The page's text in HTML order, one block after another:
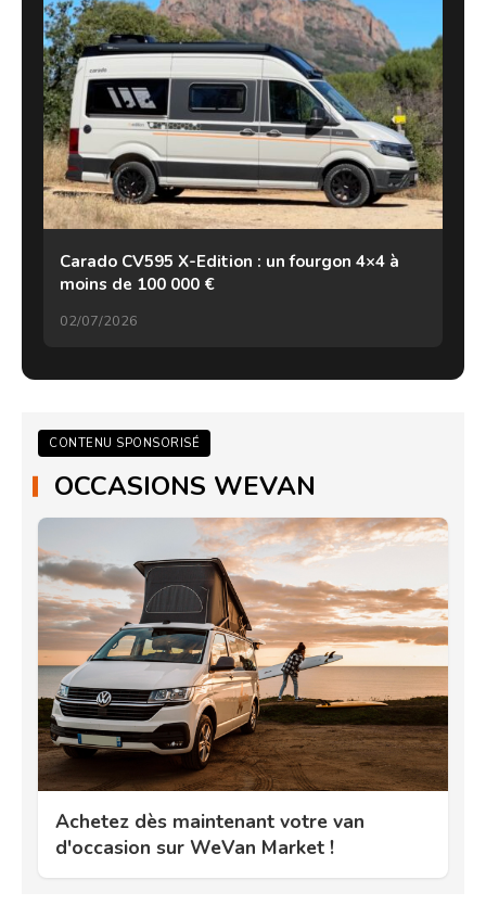
Carado CV595 X-Edition : un fourgon 4×4 à
moins de 100 000 €
02/07/2026
CONTENU SPONSORISÉ
OCCASIONS WEVAN
Achetez dès maintenant votre van
d'occasion sur WeVan Market !